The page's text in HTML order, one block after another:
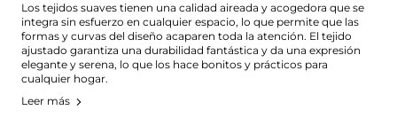
Los tejidos suaves tienen una calidad aireada y acogedora que se
integra sin esfuerzo en cualquier espacio, lo que permite que las
formas y curvas del diseño acaparen toda la atención. El tejido
ajustado garantiza una durabilidad fantástica y da una expresión
elegante y serena, lo que los hace bonitos y prácticos para
cualquier hogar.
Leer más